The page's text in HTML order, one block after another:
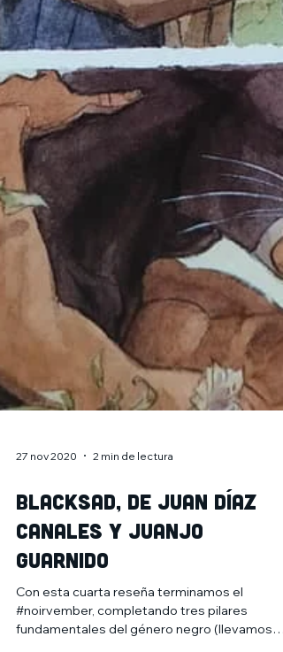
Blacksad, de Juan Díaz
Canales y Juanjo
Guarnido
Con esta cuarta reseña terminamos el